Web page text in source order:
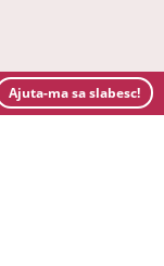
Ajuta-ma sa slabesc!